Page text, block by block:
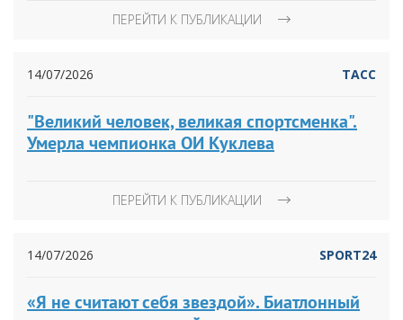
ПЕРЕЙТИ К ПУБЛИКАЦИИ
14/07/2026 ТАСС
"Великий человек, великая спортсменка".
Умерла чемпионка ОИ Куклева
ПЕРЕЙТИ К ПУБЛИКАЦИИ
14/07/2026 SPORT24
«Я не считают себя звездой». Биатлонный